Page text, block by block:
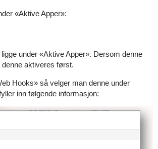
«Aktive Apper»:
under «Aktive Apper». Dersom denne
aktiveres først.
Hooks» så velger man denne under
inn følgende informasjon: